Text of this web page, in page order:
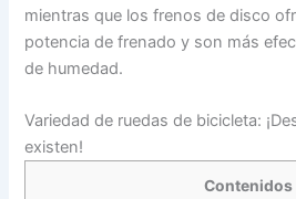
mientras que los frenos de disco
potencia de frenado y son más
de humedad.
Variedad de ruedas de bicicleta:
existen!
Contenidos